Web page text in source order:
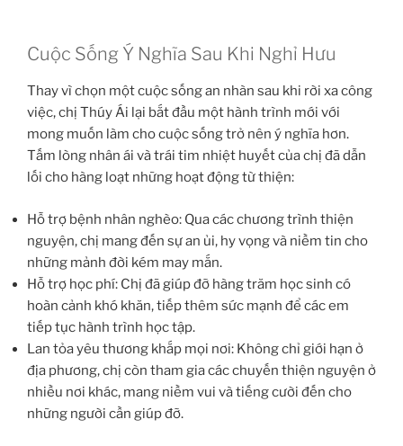
Cuộc Sống Ý Nghĩa Sau Khi Nghỉ Hưu
Thay vì chọn một cuộc sống an nhàn sau khi rời xa công
việc, chị Thúy Ái lại bắt đầu một hành trình mới với
mong muốn làm cho cuộc sống trở nên ý nghĩa hơn.
Tấm lòng nhân ái và trái tim nhiệt huyết của chị đã dẫn
lối cho hàng loạt những hoạt động từ thiện:
Hỗ trợ bệnh nhân nghèo: Qua các chương trình thiện
nguyện, chị mang đến sự an ủi, hy vọng và niềm tin cho
những mảnh đời kém may mắn.
Hỗ trợ học phí: Chị đã giúp đỡ hàng trăm học sinh có
hoàn cảnh khó khăn, tiếp thêm sức mạnh để các em
tiếp tục hành trình học tập.
Lan tỏa yêu thương khắp mọi nơi: Không chỉ giới hạn ở
địa phương, chị còn tham gia các chuyến thiện nguyện ở
nhiều nơi khác, mang niềm vui và tiếng cười đến cho
những người cần giúp đỡ.